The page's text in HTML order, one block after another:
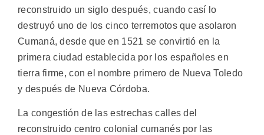
reconstruido un siglo después, cuando casí lo
destruyó uno de los cinco terremotos que asolaron
Cumaná, desde que en 1521 se convirtió en la
primera ciudad establecida por los españoles en
tierra firme, con el nombre primero de Nueva Toledo
y después de Nueva Córdoba.
La congestión de las estrechas calles del
reconstruido centro colonial cumanés por las